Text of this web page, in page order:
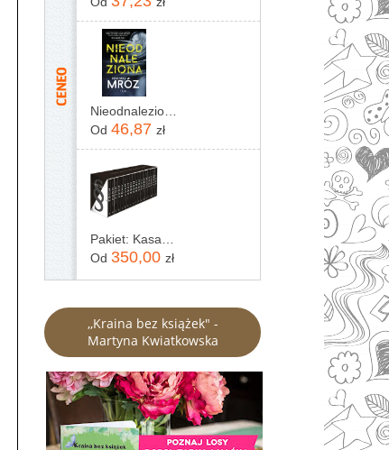
Od 46,87 zł
Od 350,00 zł
,,Kraina bez książek" -
Martyna Kwiatkowska